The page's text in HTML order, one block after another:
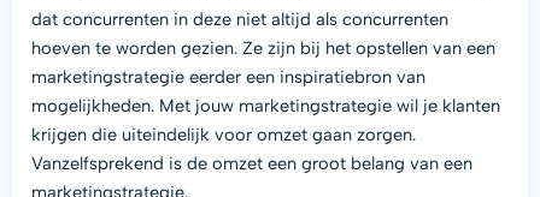
dat concurrenten in deze niet altijd als concurrenten
hoeven te worden gezien. Ze zijn bij het opstellen van een
marketingstrategie eerder een inspiratiebron van
mogelijkheden. Met jouw marketingstrategie wil je klanten
krijgen die uiteindelijk voor omzet gaan zorgen.
Vanzelfsprekend is de omzet een groot belang van een